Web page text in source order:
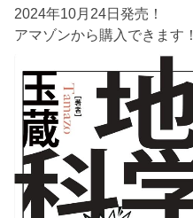
2024年10月24日発売！
アマゾンから購入できます！